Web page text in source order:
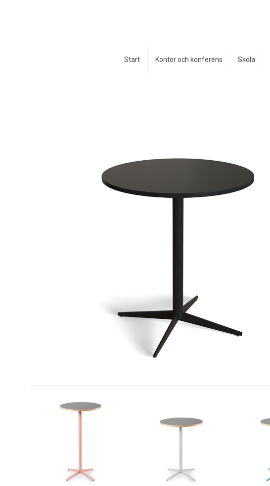
Start Kontor och konferens Skola